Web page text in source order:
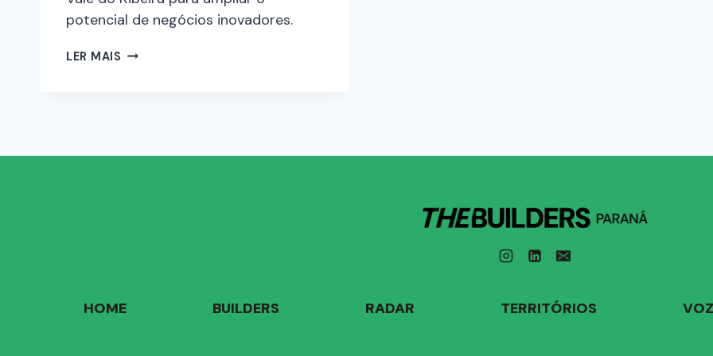
potencial de negócios inovadores.
LER MAIS
HOME BUILDERS RADAR TERRITÓRIOS